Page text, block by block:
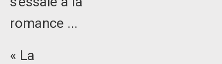
romance ...
« La